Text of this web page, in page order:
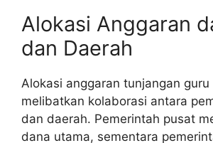
Alokasi Anggaran
dan Daerah
Alokasi anggaran tunjangan guru
melibatkan kolaborasi antara
dan daerah. Pemerintah pusat
dana utama, sementara